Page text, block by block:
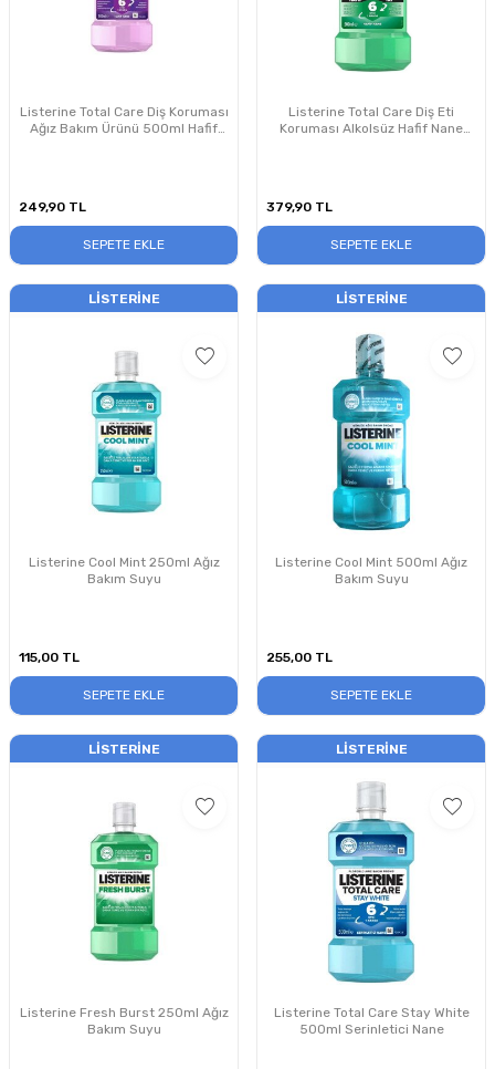
Listerine Total Care Diş Koruması
Ağız Bakım Ürünü 500ml Hafif
249,90 TL
SEPETE EKLE
Listerine Total Care Diş Eti
Koruması Alkolsüz Hafif Nane
379,90 TL
SEPETE EKLE
LISTERINE
Listerine Cool Mint 250ml Ağız
Bakım Suyu
115,00 TL
SEPETE EKLE
LISTERINE
Listerine Cool Mint 500ml Ağız
Bakım Suyu
255,00 TL
SEPETE EKLE
LISTERINE
Listerine Fresh Burst 250ml Ağız
Bakım Suyu
LISTERINE
Listerine Total Care Stay White
500ml Serinletici Nane